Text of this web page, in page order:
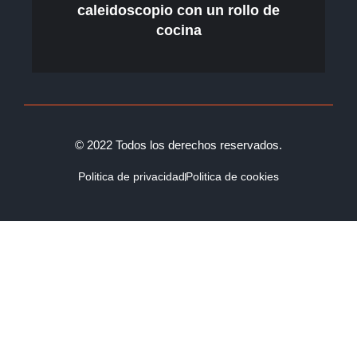
caleidoscopio con un rollo de
cocina
© 2022 Todos los derechos reservados.
Politica de privacidadPolitica de cookies